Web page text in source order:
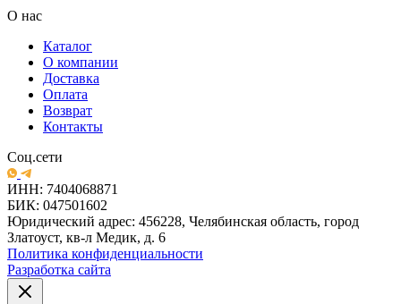
О нас
Каталог
О компании
Доставка
Оплата
Возврат
Контакты
Соц.сети
ИНН: 7404068871
БИК: 047501602
Юридический адрес: 456228, Челябинская область, город
Златоуст, кв-л Медик, д. 6
Политика конфиденциальности
Разработка сайта